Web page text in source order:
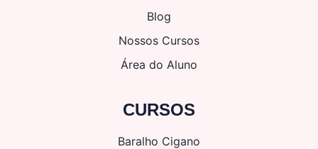
Blog
Nossos Cursos
Área do Aluno
CURSOS
Baralho Cigano